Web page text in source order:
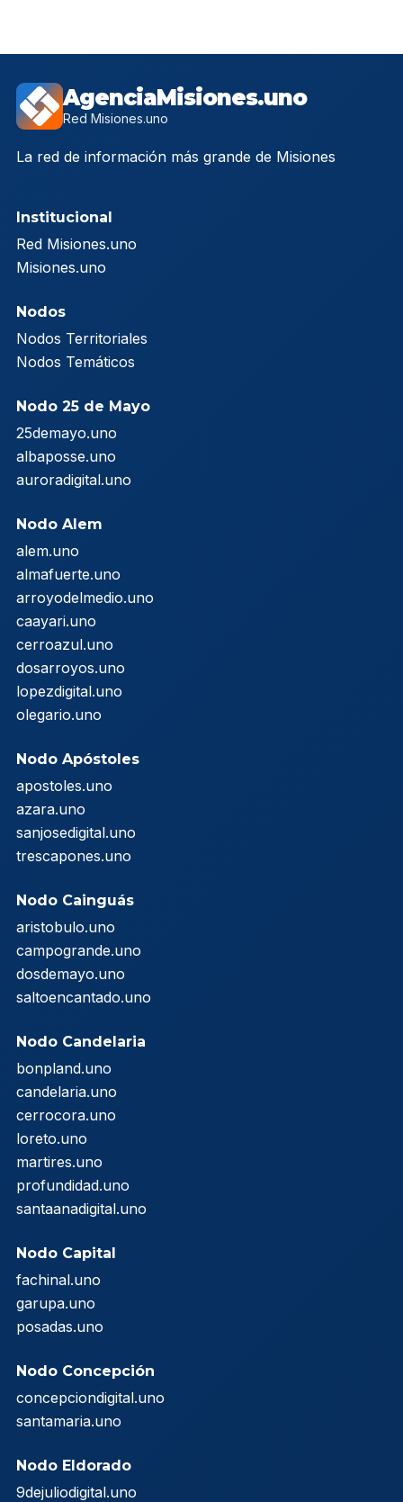
AgenciaMisiones.uno
Red Misiones.uno
La red de información más grande de Misiones
Institucional
Red Misiones.uno
Misiones.uno
Nodos
Nodos Territoriales
Nodos Temáticos
Nodo 25 de Mayo
25demayo.uno
albaposse.uno
auroradigital.uno
Nodo Alem
alem.uno
almafuerte.uno
arroyodelmedio.uno
caayari.uno
cerroazul.uno
dosarroyos.uno
lopezdigital.uno
olegario.uno
Nodo Apóstoles
apostoles.uno
azara.uno
sanjosedigital.uno
trescapones.uno
Nodo Cainguás
aristobulo.uno
campogrande.uno
dosdemayo.uno
saltoencantado.uno
Nodo Candelaria
bonpland.uno
candelaria.uno
cerrocora.uno
loreto.uno
martires.uno
profundidad.uno
santaanadigital.uno
Nodo Capital
fachinal.uno
garupa.uno
posadas.uno
Nodo Concepción
concepciondigital.uno
santamaria.uno
Nodo Eldorado
9dejuliodigital.uno